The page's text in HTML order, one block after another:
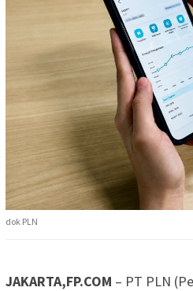
dok PLN
JAKARTA,FP.COM – PT PLN